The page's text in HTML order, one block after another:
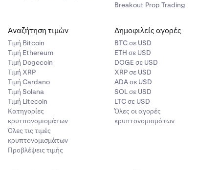
Breakout Prop Trading
Αναζήτηση τιμών
Τιμή Βitcoin
Τιμή Ethereum
Τιμή Dogecoin
Τιμή XRP
Τιμή Cardano
Τιμή Solana
Τιμή Litecoin
Κατηγορίες
κρυτπονομισμάτων
Όλες τις τιμές
κρυπτονομισμάτων
Προβλέψεις τιμής
Δημοφιλείς αγορές
BTC σε USD
ETH σε USD
DOGE σε USD
XRP σε USD
ADA σε USD
SOL σε USD
LTC σε USD
Όλες οι αγορές
κρυπτονομισμάτων